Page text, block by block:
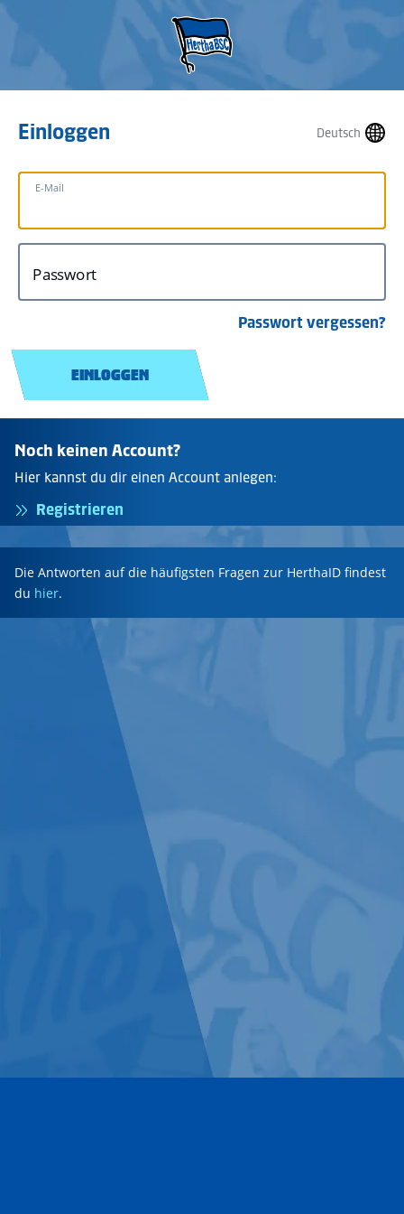
Deutsch
Einloggen
E-Mail
Passwort
Passwort vergessen?
EINLOGGEN
Noch keinen Account?
Hier kannst du dir einen Account anlegen:
Registrieren
Die Antworten auf die häufigsten Fragen zur HerthaID findest
du hier.